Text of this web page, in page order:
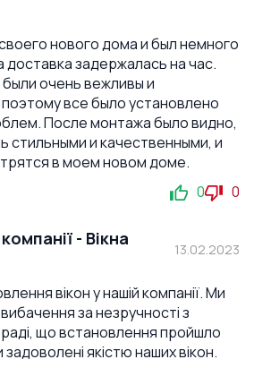
нового дома и был немного
доставка задержалась на час.
очень вежливы и
все было установлено
После монтажа было видно,
стильными и качественными, и
в моем новом доме.
0 0
- Вікна
13.02.2023
вікон у нашій компанії. Ми
за незручності з
що встановлення пройшло
якістю наших вікон.